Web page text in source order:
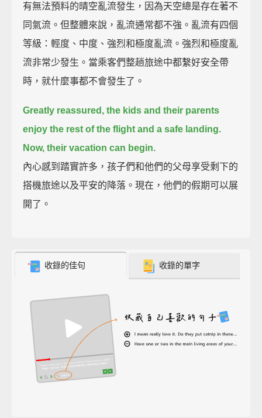
有無法預料的晴空亂流發生，因為天空總是存在著不
同氣流。但整體來說，亂流通常都不強。亂流有四個
等級：輕度、中度、強烈和極度亂流。強烈和極度亂
流非常少發生。當乘客們整趟旅途中都繫好安全帶
時，就什麼事都不會發生了。
Greatly reassured, the kids and their parents
enjoy the rest of the flight and a safe landing.
Now, their vacation can begin.
內心感到踏實許多，孩子們和他們的父母享受剩下的
搭機旅途以及平安的降落。現在，他們的假期可以展
開了。
收錄的佳句 收錄的單字